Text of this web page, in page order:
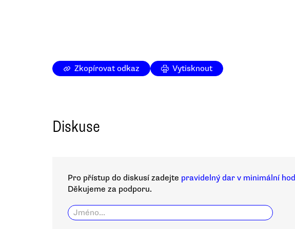
Zkopírovat odkaz Vytisknout
Diskuse
Pro přístup do diskusí zadejte pravidelný dar v minimální
Děkujeme za podporu.